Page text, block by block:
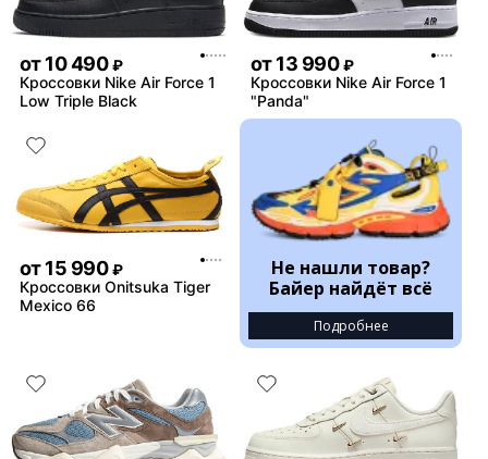
от10 490 ₽
Кроссовки Nike Air Force 1
Low Triple Black
от13 990 ₽
Кроссовки Nike Air Force 1
"Panda"
от15 990 ₽
Кроссовки Onitsuka Tiger
Mexico 66
Не нашли товар?
Байер найдёт всё
Подробнее